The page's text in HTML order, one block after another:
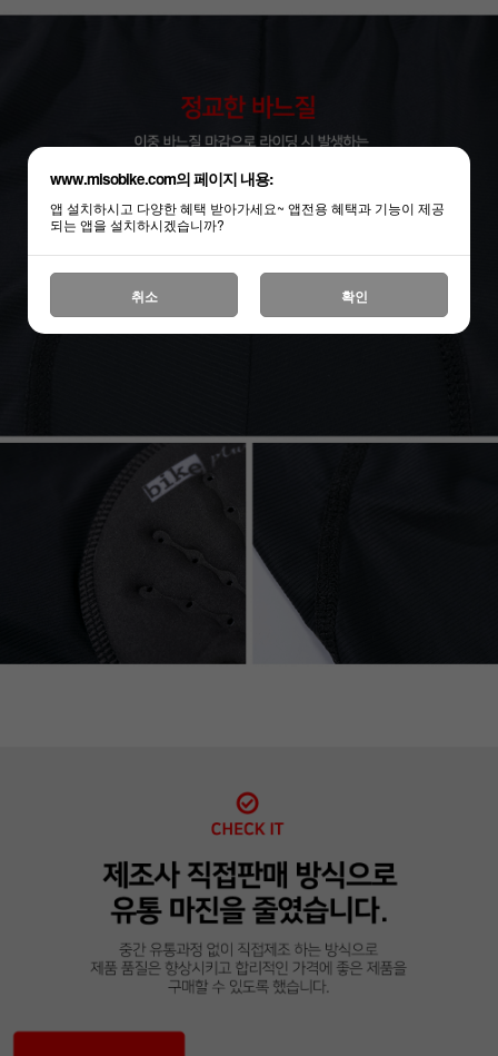
www.misobike.com의 페이지 내용:
앱 설치하시고 다양한 혜택 받아가세요~ 앱전용 혜택과 기능이 제공
되는 앱을 설치하시겠습니까?
취소 확인